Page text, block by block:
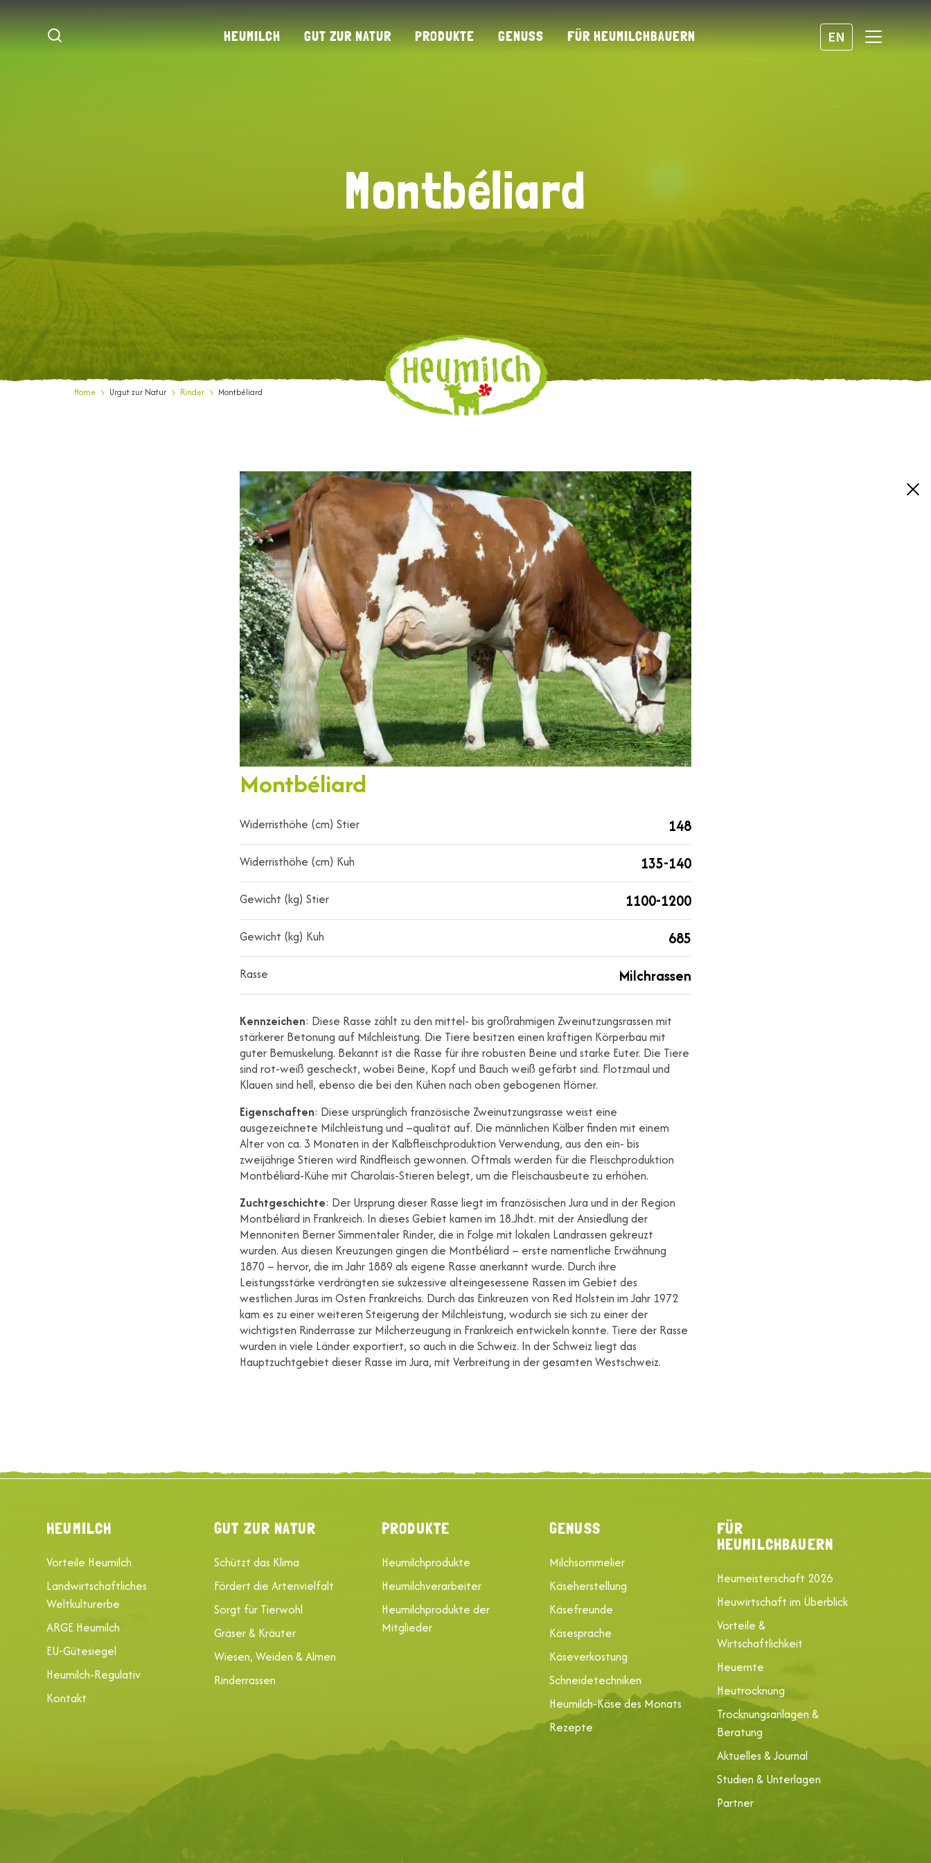
HEUMILCH GUT ZUR NATUR PRODUKTE GENUSS FÜR HEUMILCHBAUERN EN
Montbéliard
Montbéliard
Home Urgut zur Natur Rinder Montbéliard
Montbéliard
Widerristhöhe (cm) Stier 148
Widerristhöhe (cm) Kuh 135-140
Gewicht (kg) Stier 1100-1200
Gewicht (kg) Kuh 685
Rasse Milchrassen
Kennzeichen: Diese Rasse zählt zu den mittel- bis großrahmigen Zweinutzungsrassen mit
stärkerer Betonung auf Milchleistung. Die Tiere besitzen einen kräftigen Körperbau mit
guter Bemuskelung. Bekannt ist die Rasse für ihre robusten Beine und starke Euter. Die Tiere
sind rot-weiß gescheckt, wobei Beine, Kopf und Bauch weiß gefärbt sind. Flotzmaul und
Klauen sind hell, ebenso die bei den Kühen nach oben gebogenen Hörner.
Eigenschaften: Diese ursprünglich französische Zweinutzungsrasse weist eine
ausgezeichnete Milchleistung und –qualität auf. Die männlichen Kälber finden mit einem
Alter von ca. 3 Monaten in der Kalbfleischproduktion Verwendung, aus den ein- bis
zweijährige Stieren wird Rindfleisch gewonnen. Oftmals werden für die Fleischproduktion
Montbéliard-Kühe mit Charolais-Stieren belegt, um die Fleischausbeute zu erhöhen.
Zuchtgeschichte: Der Ursprung dieser Rasse liegt im französischen Jura und in der Region
Montbéliard in Frankreich. In dieses Gebiet kamen im 18.Jhdt. mit der Ansiedlung der
Mennoniten Berner Simmentaler Rinder, die in Folge mit lokalen Landrassen gekreuzt
wurden. Aus diesen Kreuzungen gingen die Montbéliard – erste namentliche Erwähnung
1870 – hervor, die im Jahr 1889 als eigene Rasse anerkannt wurde. Durch ihre
Leistungsstärke verdrängten sie sukzessive alteingesessene Rassen im Gebiet des
westlichen Juras im Osten Frankreichs. Durch das Einkreuzen von Red Holstein im Jahr 1972
kam es zu einer weiteren Steigerung der Milchleistung, wodurch sie sich zu einer der
wichtigsten Rinderrasse zur Milcherzeugung in Frankreich entwickeln konnte. Tiere der Rasse
wurden in viele Länder exportiert, so auch in die Schweiz. In der Schweiz liegt das
Hauptzuchtgebiet dieser Rasse im Jura, mit Verbreitung in der gesamten Westschweiz.
HEUMILCH
Vorteile Heumilch
Landwirtschaftliches
Weltkulturerbe
ARGE Heumilch
EU-Gütesiegel
Heumilch-Regulativ
Kontakt
GUT ZUR NATUR
Schützt das Klima
Fördert die Artenvielfalt
Sorgt für Tierwohl
Gräser & Kräuter
Wiesen, Weiden & Almen
Rinderrassen
PRODUKTE
Heumilchprodukte
Heumilchverarbeiter
Heumilchprodukte der
Mitglieder
GENUSS
Milchsommelier
Käseherstellung
Käsefreunde
Käsesprache
Käseverkostung
Schneidetechniken
Heumilch-Käse des Monats
Rezepte
FÜR
HEUMILCHBAUERN
Heumeisterschaft 2026
Heuwirtschaft im Überblick
Vorteile &
Wirtschaftlichkeit
Heuernte
Heutrocknung
Trocknungsanlagen &
Beratung
Aktuelles & Journal
Studien & Unterlagen
Partner